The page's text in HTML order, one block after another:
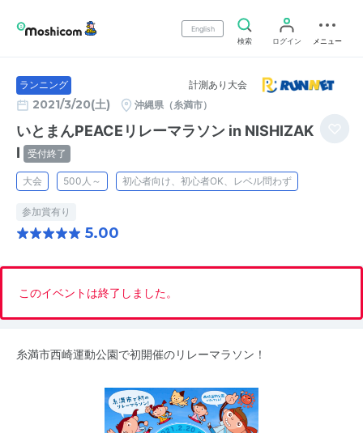
English
検索
ログイン メニュー
ランニング 計測あり大会
2021/3/20(土) 沖縄県（糸満市）
いとまんPEACEリレーマラソン in NISHIZAK
I
受付終了
大会 500人～ 初心者向け、初心者OK、レベル問わず
参加賞有り
5.00
このイベントは終了しました。
糸満市西崎運動公園で初開催のリレーマラソン！